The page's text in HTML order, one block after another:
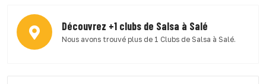
Découvrez +1 clubs de Salsa à Salé
Nous avons trouvé plus de 1 Clubs de Salsa à Salé.